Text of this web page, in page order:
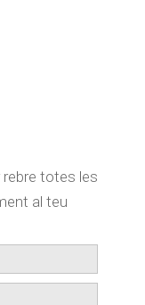
totes les
al teu